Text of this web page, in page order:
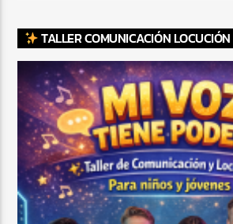
TALLER COMUNICACIÓN LOCUCIÓN